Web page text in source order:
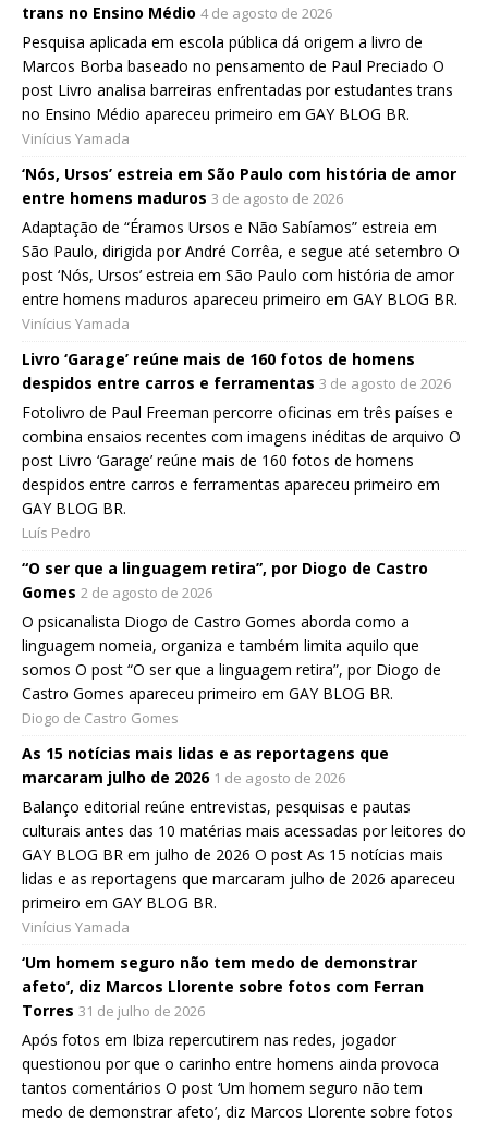
trans no Ensino Médio 4 de agosto de 2026
Pesquisa aplicada em escola pública dá origem a livro de
Marcos Borba baseado no pensamento de Paul Preciado O
post Livro analisa barreiras enfrentadas por estudantes trans
no Ensino Médio apareceu primeiro em GAY BLOG BR.
Vinícius Yamada
‘Nós, Ursos’ estreia em São Paulo com história de amor
entre homens maduros 3 de agosto de 2026
Adaptação de “Éramos Ursos e Não Sabíamos” estreia em
São Paulo, dirigida por André Corrêa, e segue até setembro O
post ‘Nós, Ursos’ estreia em São Paulo com história de amor
entre homens maduros apareceu primeiro em GAY BLOG BR.
Vinícius Yamada
Livro ‘Garage’ reúne mais de 160 fotos de homens
despidos entre carros e ferramentas 3 de agosto de 2026
Fotolivro de Paul Freeman percorre oficinas em três países e
combina ensaios recentes com imagens inéditas de arquivo O
post Livro ‘Garage’ reúne mais de 160 fotos de homens
despidos entre carros e ferramentas apareceu primeiro em
GAY BLOG BR.
Luís Pedro
“O ser que a linguagem retira”, por Diogo de Castro
Gomes 2 de agosto de 2026
O psicanalista Diogo de Castro Gomes aborda como a
linguagem nomeia, organiza e também limita aquilo que
somos O post “O ser que a linguagem retira”, por Diogo de
Castro Gomes apareceu primeiro em GAY BLOG BR.
Diogo de Castro Gomes
As 15 notícias mais lidas e as reportagens que
marcaram julho de 2026 1 de agosto de 2026
Balanço editorial reúne entrevistas, pesquisas e pautas
culturais antes das 10 matérias mais acessadas por leitores do
GAY BLOG BR em julho de 2026 O post As 15 notícias mais
lidas e as reportagens que marcaram julho de 2026 apareceu
primeiro em GAY BLOG BR.
Vinícius Yamada
‘Um homem seguro não tem medo de demonstrar
afeto’, diz Marcos Llorente sobre fotos com Ferran
Torres 31 de julho de 2026
Após fotos em Ibiza repercutirem nas redes, jogador
questionou por que o carinho entre homens ainda provoca
tantos comentários O post ‘Um homem seguro não tem
medo de demonstrar afeto’, diz Marcos Llorente sobre fotos